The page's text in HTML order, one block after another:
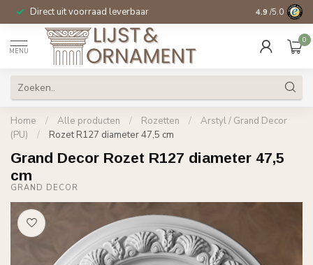
Direct uit voorraad leverbaar 14 dagen
4.9 /5.0
MENU
0
Home / Alle producten / Rozetten /
Arstyl / Grand Decor
(PU)
/ Rozet R127 diameter 47,5 cm
Grand Decor Rozet R127 diameter 47,5
cm
GRAND DECOR